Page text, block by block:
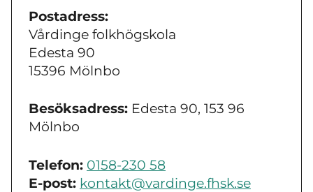
Postadress:
Vårdinge folkhögskola
Edesta 90
15396 Mölnbo
Besöksadress: Edesta 90, 153 96
Mölnbo
Telefon: 0158-230 58
E-post: kontakt@vardinge.fhsk.se